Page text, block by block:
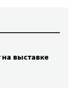
выставке